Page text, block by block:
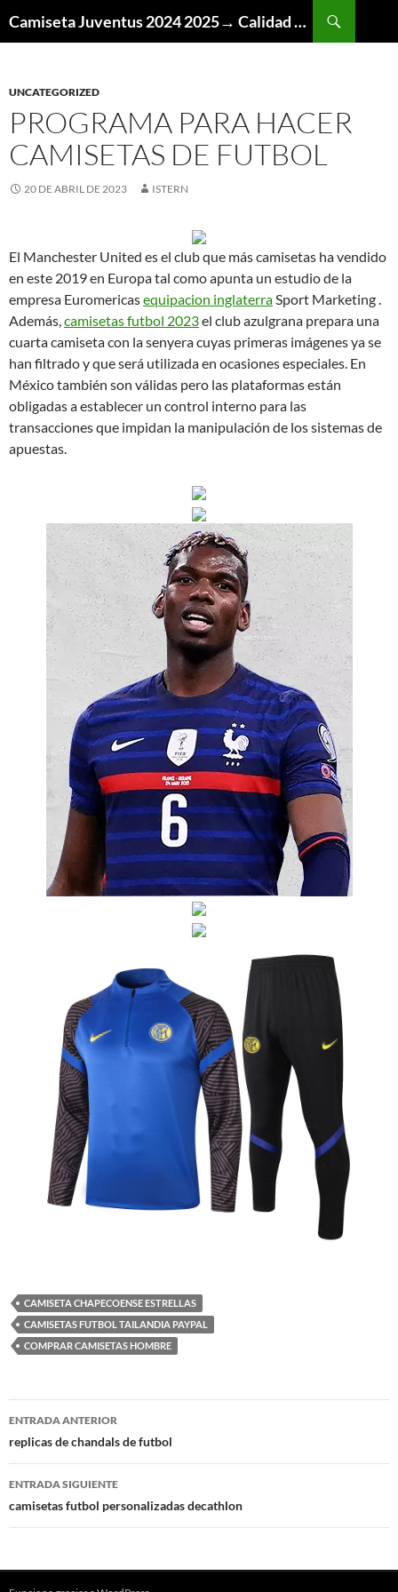
Camiseta Juventus 2024 2025→ Calidad Thai AAA
UNCATEGORIZED
PROGRAMA PARA HACER
CAMISETAS DE FUTBOL
20 DE ABRIL DE 2023 ISTERN
El Manchester United es el club que más camisetas ha vendido
en este 2019 en Europa tal como apunta un estudio de la
empresa Euromericasequipacion inglaterraSport Marketing .
Además,camisetas futbol 2023el club azulgrana prepara una
cuarta camiseta con la senyera cuyas primeras imágenes ya se
han filtrado y que será utilizada en ocasiones especiales. En
México también son válidas pero las plataformas están
obligadas a establecer un control interno para las
transacciones que impidan la manipulación de los sistemas de
apuestas.
CAMISETA CHAPECOENSE ESTRELLAS
CAMISETAS FUTBOL TAILANDIA PAYPAL
COMPRAR CAMISETAS HOMBRE
Navegación
de
entradas
ENTRADA ANTERIOR
replicas de chandals de futbol
ENTRADA SIGUIENTE
camisetas futbol personalizadas decathlon